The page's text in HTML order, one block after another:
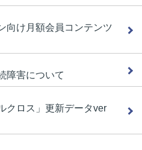
向け月額会員コンテンツ
障害について
クロス」更新データver